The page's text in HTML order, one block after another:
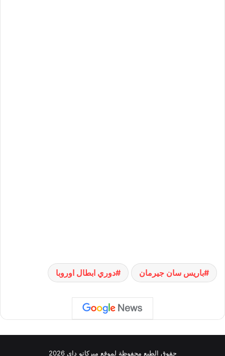
باريس سان جيرمان دوري ابطال اوروبا
حقوق الطبع محفوظة لموقع ميركاتو داي 2026